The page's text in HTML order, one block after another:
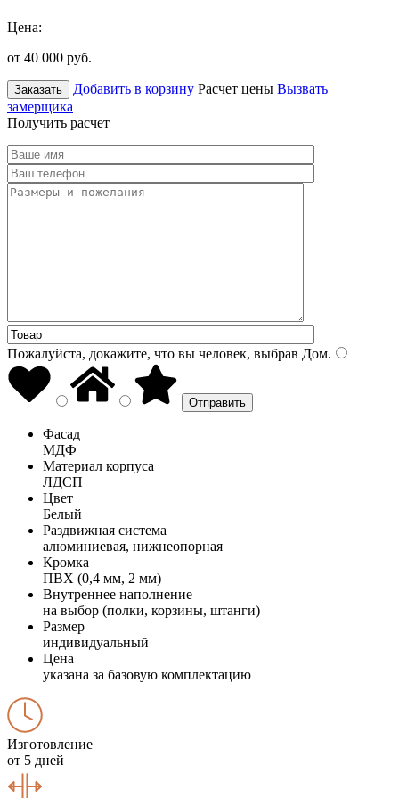
Цена:
от 40 000 руб.
Заказать Добавить в корзину Расчет цены Вызвать
замерщика
Получить расчет
Пожалуйста, докажите, что вы человек, выбрав Дом.
Фасад
МДФ
Материал корпуса
ЛДСП
Цвет
Белый
Раздвижная система
алюминиевая, нижнеопорная
Кромка
ПВХ (0,4 мм, 2 мм)
Внутреннее наполнение
на выбор (полки, корзины, штанги)
Размер
индивидуальный
Цена
указана за базовую комплектацию
Изготовление
от 5 дней